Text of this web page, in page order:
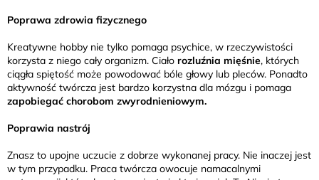
Poprawa zdrowia fizycznego
Kreatywne hobby nie tylko pomaga psychice, w rzeczywistości
korzysta z niego cały organizm. Ciało rozluźnia mięśnie, których
ciągła spiętość może powodować bóle głowy lub pleców. Ponadto
aktywność twórcza jest bardzo korzystna dla mózgu i pomaga
zapobiegać chorobom zwyrodnieniowym.
Poprawia nastrój
Znasz to upojne uczucie z dobrze wykonanej pracy. Nie inaczej jest
w tym przypadku. Praca twórcza owocuje namacalnymi